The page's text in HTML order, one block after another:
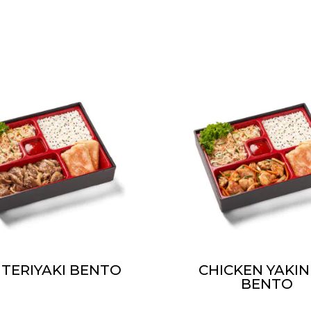
BENTO
CHICKEN
BENTO